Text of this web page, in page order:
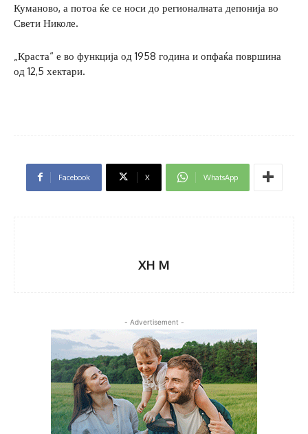
Куманово, а потоа ќе се носи до регионалната депонија во
Свети Николе.
„Краста“ е во функција од 1958 година и опфаќа површина
од 12,5 хектари.
Facebook X WhatsApp
XH M
- Advertisement -